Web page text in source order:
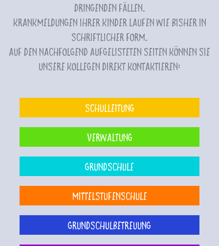
dringenden Fällen.
Krankmeldungen Ihrer Kinder laufen wie bisher in
schriftlicher Form.
Auf den nachfolgend aufgelisteten Seiten können Sie
unsere Kollegen direkt kontaktieren:
Schulleitung
Verwaltung
Grundschule
Mittelstufenschule
Grundschulbetreuung